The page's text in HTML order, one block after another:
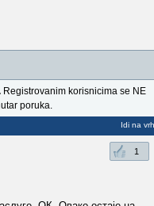
Registrovanim korisnicima se NE
poruka.
Idi na vrh
1